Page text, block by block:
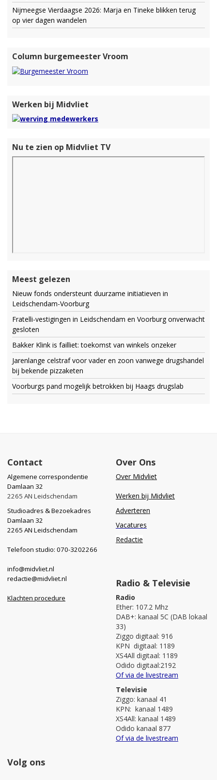
Nijmeegse Vierdaagse 2026: Marja en Tineke blikken terug
op vier dagen wandelen
Column burgemeester Vroom
Werken bij Midvliet
Nu te zien op Midvliet TV
Meest gelezen
Nieuw fonds ondersteunt duurzame initiatieven in
Leidschendam-Voorburg
Fratelli-vestigingen in Leidschendam en Voorburg onverwacht
gesloten
Bakker Klink is failliet: toekomst van winkels onzeker
Jarenlange celstraf voor vader en zoon vanwege drugshandel
bij bekende pizzaketen
Voorburgs pand mogelijk betrokken bij Haags drugslab
Contact
Algemene correspondentie
Damlaan 32
2265 AN Leidschendam
Studioadres & Bezoekadres
Damlaan 32
2265 AN Leidschendam
Telefoon studio: 070-3202266
info@midvliet.nl
redactie@midvliet.nl
Klachten procedure
Over Ons
Over Midvliet
Werken bij Midvliet
Adverteren
Vacatures
Redactie
Radio & Televisie
Radio
Ether: 107.2 Mhz
DAB+: kanaal 5C (DAB lokaal
33)
Ziggo digitaal: 916
KPN digitaal: 1189
XS4All digitaal: 1189
Odido digitaal:2192
Of via de livestream
Televisie
Ziggo: kanaal 41
KPN: kanaal 1489
XS4All: kanaal 1489
Odido kanaal 877
Of via de livestream
Volg ons